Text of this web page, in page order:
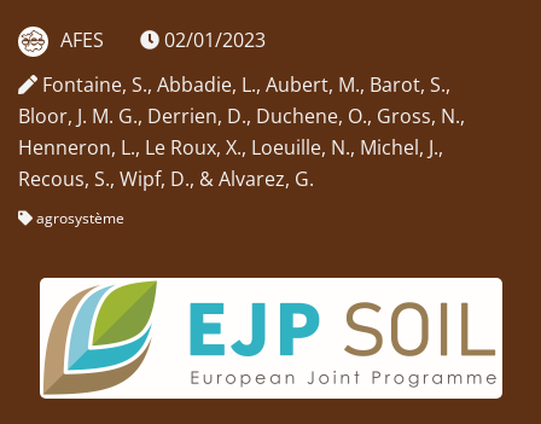
AFES
02/01/2023
Fontaine, S., Abbadie, L., Aubert, M., Barot, S.,
Bloor, J. M. G., Derrien, D., Duchene, O., Gross, N.,
Henneron, L., Le Roux, X., Loeuille, N., Michel, J.,
Recous, S., Wipf, D., & Alvarez, G.
agrosystème